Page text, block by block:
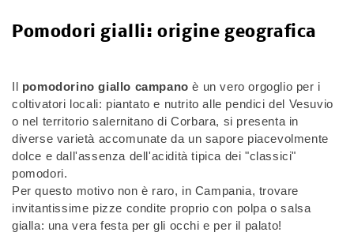
Pomodori gialli: origine geografica
Il pomodorino giallo campano è un vero orgoglio per i
coltivatori locali: piantato e nutrito alle pendici del Vesuvio
o nel territorio salernitano di Corbara, si presenta in
diverse varietà accomunate da un sapore piacevolmente
dolce e dall'assenza dell'acidità tipica dei "classici"
pomodori.
Per questo motivo non è raro, in Campania, trovare
invitantissime pizze condite proprio con polpa o salsa
gialla: una vera festa per gli occhi e per il palato!